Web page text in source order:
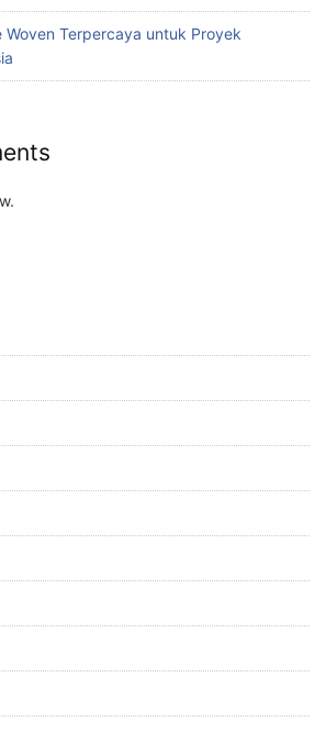
Terpercaya untuk Proyek